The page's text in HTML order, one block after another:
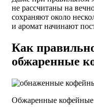
не рассчитаны на
сохраняют около
и аромат начинают
Как
обжаренные
Обжаренные